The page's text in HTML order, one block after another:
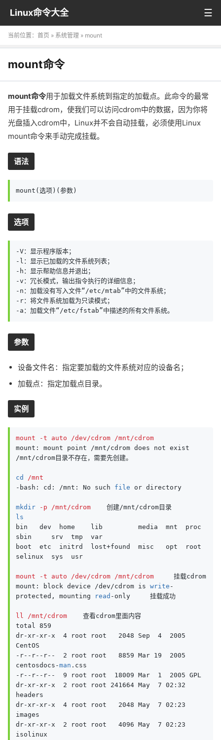
Linux命令大全
当前位置： 首页 » 系统管理 » mount
mount命令
mount命令用于加载文件系统到指定的加载点。此命令的最常
用于挂载cdrom，使我们可以访问cdrom中的数据，因为你将
光盘插入cdrom中，Linux并不会自动挂载，必须使用Linux
mount命令来手动完成挂载。
语法
mount(选项)(参数)
选项
-V：显示程序版本；
-l：显示已加载的文件系统列表；
-h：显示帮助信息并退出；
-v：冗长模式，输出指令执行的详细信息；
-n：加载没有写入文件“/etc/mtab”中的文件系统；
-r：将文件系统加载为只读模式；
-a：加载文件“/etc/fstab”中描述的所有文件系统。
参数
设备文件名：指定要加载的文件系统对应的设备名；
加载点：指定加载点目录。
实例
mount -t auto /dev/cdrom /mnt/cdrom
mount: mount point /mnt/cdrom does not exist
/mnt/cdrom目录不存在，需要先创建。
cd
/mnt
-bash: cd: /mnt: No such file or directory
mkdir -p /mnt/cdrom
ls
bin   dev  home    lib         media  mnt  proc
sbin     srv  tmp  var
boot  etc  initrd  lost+found  misc   opt  root
selinux  sys  usr
mount -t auto /dev/cdrom /mnt/cdrom
     挂载cdrom
mount: block device /dev/cdrom is write -
protected, mounting
read -only     挂载成功
ll /mnt/cdrom
    查看cdrom里面内容
total 859
dr-xr-xr-x  4 root root   2048 Sep  4  2005
CentOS
-r--r--r--  2 root root   8859 Mar 19  2005
centosdocs-man .css
-r--r--r--  9 root root  18009 Mar  1  2005 GPL
dr-xr-xr-x  2 root root 241664 May  7 02:32
headers
dr-xr-xr-x  4 root root   2048 May  7 02:23
images
dr-xr-xr-x  2 root root   4096 May  7 02:23
isolinux